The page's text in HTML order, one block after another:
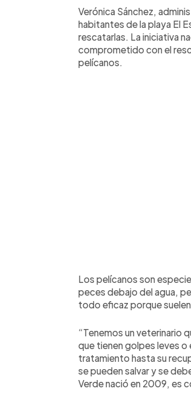
Verónica Sánchez,
habitantes de la playa El
rescatarlas. La iniciativa
comprometido con el
pelícanos.
Los pelícanos son
peces debajo del agua,
todo eficaz porque
“Tenemos un veterinario
que tienen golpes leves o
tratamiento hasta su
se pueden salvar y se
Verde nació en 2009, es